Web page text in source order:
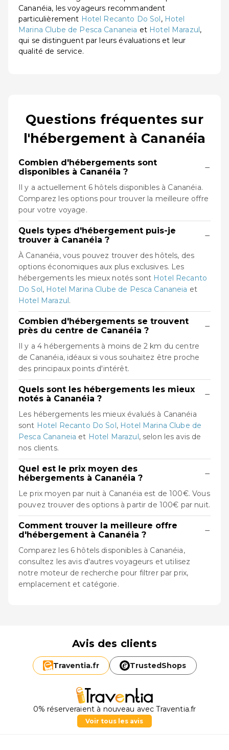
Cananéia, les voyageurs recommandent
particulièrement Hotel Recanto Do Sol, Hotel
Marina Clube de Pesca Cananeia et Hotel Marazul,
qui se distinguent par leurs évaluations et leur
qualité de service.
Questions fréquentes sur
l'hébergement à Cananéia
Combien d'hébergements sont
disponibles à Cananéia ?
−
Il y a actuellement 6 hôtels disponibles à Cananéia.
Comparez les options pour trouver la meilleure offre
pour votre voyage.
Quels types d'hébergement puis-je
trouver à Cananéia ?
−
À Cananéia, vous pouvez trouver des hôtels, des
options économiques aux plus exclusives. Les
hébergements les mieux notés sont Hotel Recanto
Do Sol, Hotel Marina Clube de Pesca Cananeia et
Hotel Marazul.
Combien d'hébergements se trouvent
près du centre de Cananéia ?
−
Il y a 4 hébergements à moins de 2 km du centre
de Cananéia, idéaux si vous souhaitez être proche
des principaux points d'intérêt.
Quels sont les hébergements les mieux
notés à Cananéia ?
−
Les hébergements les mieux évalués à Cananéia
sont Hotel Recanto Do Sol, Hotel Marina Clube de
Pesca Cananeia et Hotel Marazul, selon les avis de
nos clients.
Quel est le prix moyen des
hébergements à Cananéia ?
−
Le prix moyen par nuit à Cananéia est de 100€. Vous
pouvez trouver des options à partir de 100€ par nuit.
Comment trouver la meilleure offre
d'hébergement à Cananéia ?
−
Comparez les 6 hôtels disponibles à Cananéia,
consultez les avis d'autres voyageurs et utilisez
notre moteur de recherche pour filtrer par prix,
emplacement et catégorie.
Avis des clients
Traventia.fr TrustedShops
0% réserveraient à nouveau avec Traventia.fr
Voir tous les avis